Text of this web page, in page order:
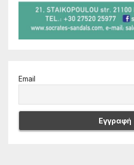
Email